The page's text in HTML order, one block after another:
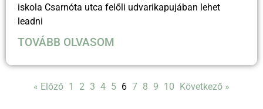
iskola Csarnóta utca felőli udvarikapujában lehet
leadni
TOVÁBB OLVASOM
« Előző 1 2 3 4 5 6 7 8 9 10 Következő »